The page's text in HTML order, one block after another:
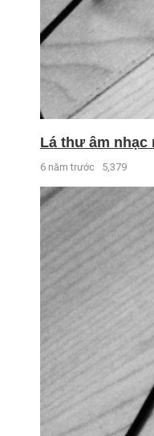
Lá thư âm nhạc
6 năm trước 5,379